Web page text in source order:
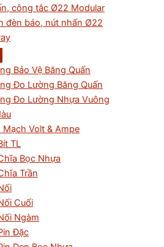
công tắc Ø22 Modular
đèn báo, nút nhấn Ø22
Bảo Vệ Băng Quấn
Đo Lường Băng Quấn
Đo Lường Nhựa Vuông
Mạch Volt & Ampe
TL
Bọc Nhựa
Trần
Cuối
Ngàm
Đặc